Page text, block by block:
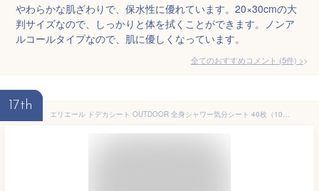
やわらかな肌ざわりで、保水性に優れています。20×30cmの大
判サイズなので、しっかりと体を拭くことができます。ノンア
ルコールタイプなので、肌に優しくなっています。
全てのおすすめコメント (5件) >
17th
エリエール ドデカシート OUTDOOR 全身シャワー気分シート 40枚（10枚×4パック) 【まとめ買い】《チャムスデザイン》